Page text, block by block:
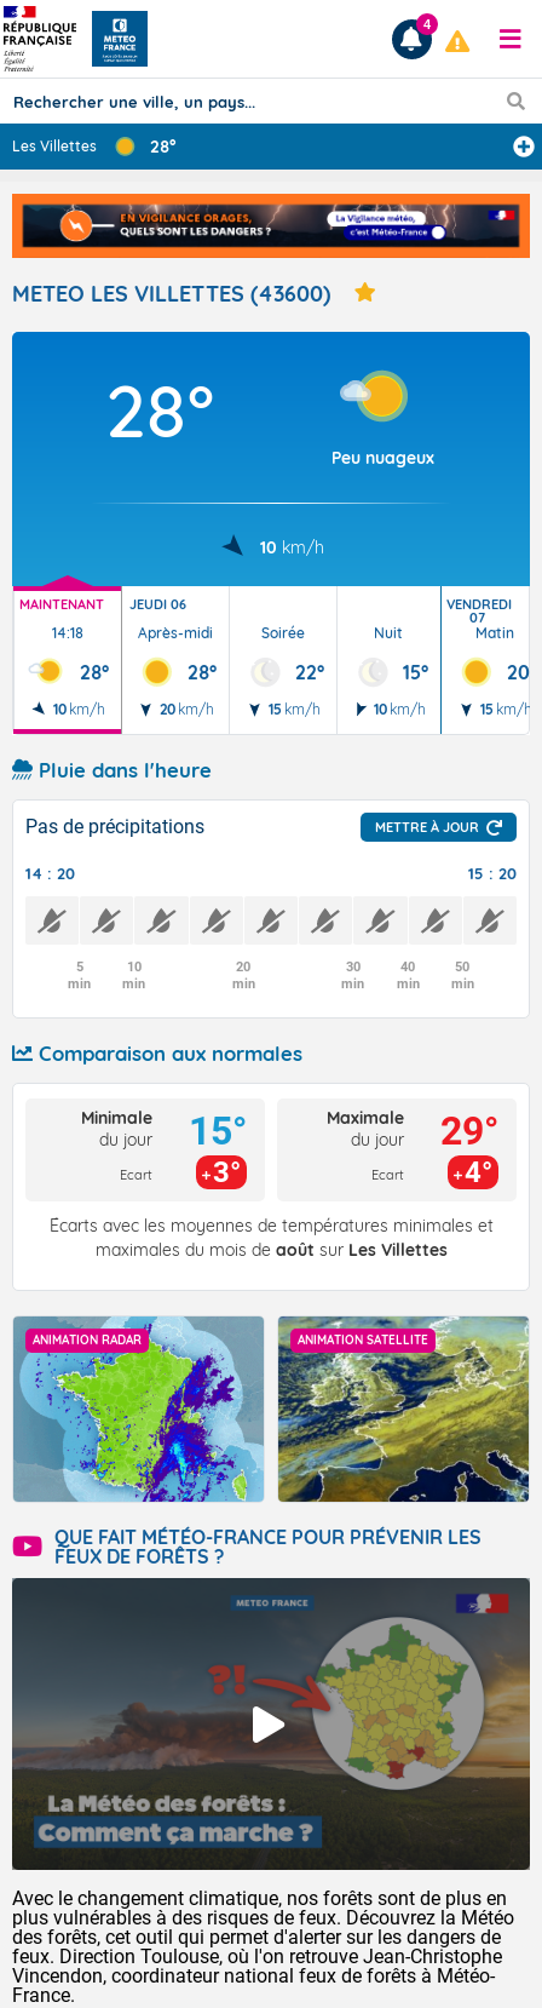
Prévisions
TOUS LES RÉSULTATS
Articles
4
Les Villettes 28°
METEO LES VILLETTES (43600)
28°
Peu nuageux
10 km/h
MAINTENANT
14:18
28°
10 km/h
JEUDI 06
Après-midi
28°
20 km/h
Soirée
22°
15 km/h
Nuit
15°
10 km/h
VENDREDI
07
Matin
20°
15 km/h
Pluie dans l'heure
Pas de précipitations METTRE À JOUR
14 : 20 15 : 20
5
min
10
min
20
min
30
min
40
min
50
min
Comparaison aux normales
Minimale
du jour
Ecart
15°
3°
Maximale
du jour
Ecart
29°
4°
Écarts avec les moyennes de températures minimales et
maximales du mois de août sur Les Villettes
ANIMATION RADAR ANIMATION SATELLITE
QUE FAIT MÉTÉO-FRANCE POUR PRÉVENIR LES
FEUX DE FORÊTS ?
Avec le changement climatique, nos forêts sont de plus en
plus vulnérables à des risques de feux. Découvrez la Météo
des forêts, cet outil qui permet d'alerter sur les dangers de
feux. Direction Toulouse, où l'on retrouve Jean-Christophe
Vincendon, coordinateur national feux de forêts à Météo-
France.